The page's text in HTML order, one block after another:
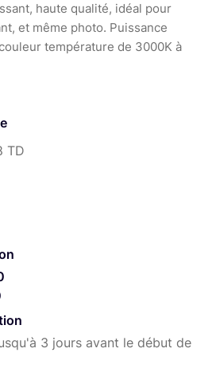
haute qualité, idéal pour
et même photo. Puissance
température de 3000K à
III, + Tamron 28-75 mm + Filtre
III, + Tamron 28-75 mm, + Filtre
Pro+ ;
III, + Tamron 28-75 mm, + Filtre
Pro+, + stabilisateur DJI
TD
3 jours avant le début de